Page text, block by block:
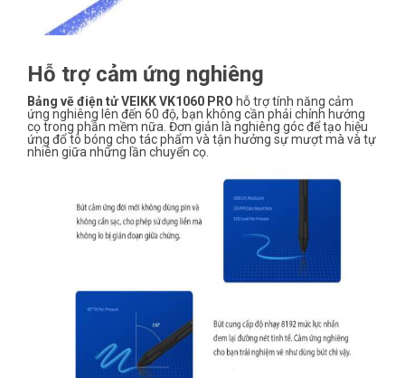
Hỗ trợ cảm ứng nghiêng
Bảng vẽ điện tử VEIKK VK1060 PRO hỗ trợ tính năng cảm
ứng nghiêng lên đến 60 độ, bạn không cần phải chỉnh hướng
cọ trong phần mềm nữa. Đơn giản là nghiêng góc để tạo hiệu
ứng đổ tô bóng cho tác phẩm và tận hưởng sự mượt mà và tự
nhiên giữa những lần chuyển cọ.